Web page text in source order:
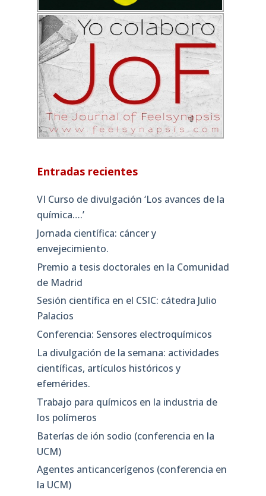
Entradas recientes
VI Curso de divulgación ‘Los avances de la
química….’
Jornada científica: cáncer y
envejecimiento.
Premio a tesis doctorales en la Comunidad
de Madrid
Sesión científica en el CSIC: cátedra Julio
Palacios
Conferencia: Sensores electroquímicos
La divulgación de la semana: actividades
científicas, artículos históricos y
efemérides.
Trabajo para químicos en la industria de
los polímeros
Baterías de ión sodio (conferencia en la
UCM)
Agentes anticancerígenos (conferencia en
la UCM)